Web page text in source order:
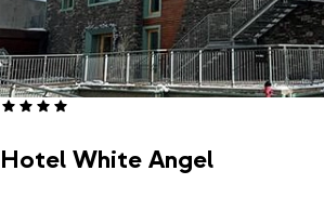
Hotel White Angel